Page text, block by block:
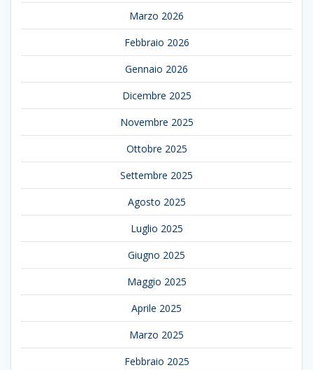
Marzo 2026
Febbraio 2026
Gennaio 2026
Dicembre 2025
Novembre 2025
Ottobre 2025
Settembre 2025
Agosto 2025
Luglio 2025
Giugno 2025
Maggio 2025
Aprile 2025
Marzo 2025
Febbraio 2025